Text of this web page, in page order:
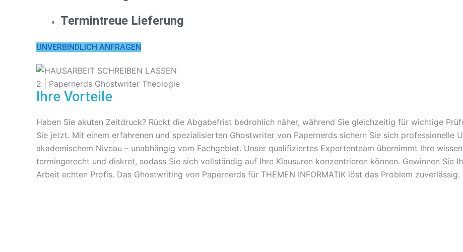
Termintreue Lieferung
UNVERBINDLICH ANFRAGEN
Ihre Vorteile
Haben Sie akuten Zeitdruck? Rückt die Abgabefrist bedrohlich näher, während Sie gleichzeitig für wichtige
Sie jetzt. Mit einem erfahrenen und spezialisierten Ghostwriter von Papernerds sichern Sie sich professionelle
akademischem Niveau – unabhängig vom Fachgebiet. Unser qualifiziertes Expertenteam übernimmt Ihre
termingerecht und diskret, sodass Sie sich vollständig auf Ihre Klausuren konzentrieren können. Gewinnen Sie
Arbeit echten Profis. Das Ghostwriting von Papernerds für THEMEN INFORMATIK löst das Problem zuverlässig.